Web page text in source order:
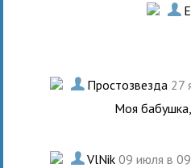
.
. Простозвезда 27
Моя
. VlNik09 июля в